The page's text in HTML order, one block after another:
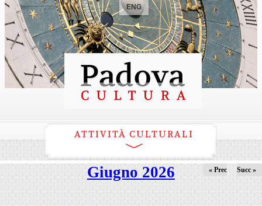
ENG
ATTIVITÀ CULTURALI
Giugno 2026 « Prec Succ »